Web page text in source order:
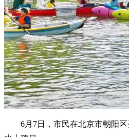
6月7日，市民在北京市朝阳